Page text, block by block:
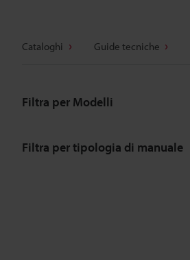
Cataloghi Guide tecniche
Filtra per Modelli
Filtra per tipologia di manuale